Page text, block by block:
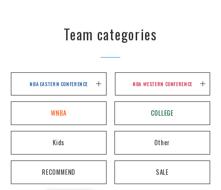
Team categories
NBA EASTERN CONFERENCE NBA WESTERN CONFERENCE
WNBA COLLEGE
Kids Other
RECOMMEND SALE